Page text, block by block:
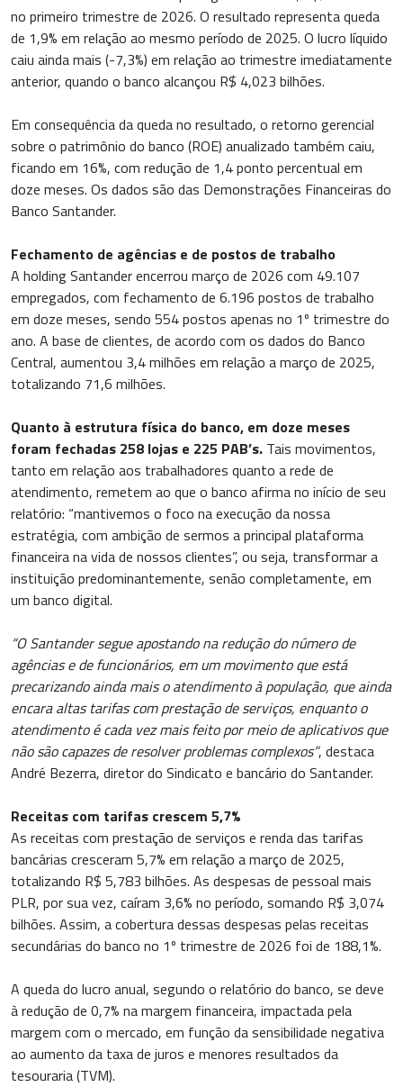
no primeiro trimestre de 2026. O resultado representa queda
de 1,9% em relação ao mesmo período de 2025. O lucro líquido
caiu ainda mais (-7,3%) em relação ao trimestre imediatamente
anterior, quando o banco alcançou R$ 4,023 bilhões.
Em consequência da queda no resultado, o retorno gerencial
sobre o patrimônio do banco (ROE) anualizado também caiu,
ficando em 16%, com redução de 1,4 ponto percentual em
doze meses. Os dados são das Demonstrações Financeiras do
Banco Santander.
Fechamento de agências e de postos de trabalho
A holding Santander encerrou março de 2026 com 49.107
empregados, com fechamento de 6.196 postos de trabalho
em doze meses, sendo 554 postos apenas no 1º trimestre do
ano. A base de clientes, de acordo com os dados do Banco
Central, aumentou 3,4 milhões em relação a março de 2025,
totalizando 71,6 milhões.
Quanto à estrutura física do banco, em doze meses
foram fechadas 258 lojas e 225 PAB’s. Tais movimentos,
tanto em relação aos trabalhadores quanto a rede de
atendimento, remetem ao que o banco afirma no início de seu
relatório: “mantivemos o foco na execução da nossa
estratégia, com ambição de sermos a principal plataforma
financeira na vida de nossos clientes”, ou seja, transformar a
instituição predominantemente, senão completamente, em
um banco digital.
“O Santander segue apostando na redução do número de
agências e de funcionários, em um movimento que está
precarizando ainda mais o atendimento à população, que ainda
encara altas tarifas com prestação de serviços, enquanto o
atendimento é cada vez mais feito por meio de aplicativos que
não são capazes de resolver problemas complexos”, destaca
André Bezerra, diretor do Sindicato e bancário do Santander.
Receitas com tarifas crescem 5,7%
As receitas com prestação de serviços e renda das tarifas
bancárias cresceram 5,7% em relação a março de 2025,
totalizando R$ 5,783 bilhões. As despesas de pessoal mais
PLR, por sua vez, caíram 3,6% no período, somando R$ 3,074
bilhões. Assim, a cobertura dessas despesas pelas receitas
secundárias do banco no 1º trimestre de 2026 foi de 188,1%.
A queda do lucro anual, segundo o relatório do banco, se deve
à redução de 0,7% na margem financeira, impactada pela
margem com o mercado, em função da sensibilidade negativa
ao aumento da taxa de juros e menores resultados da
tesouraria (TVM).